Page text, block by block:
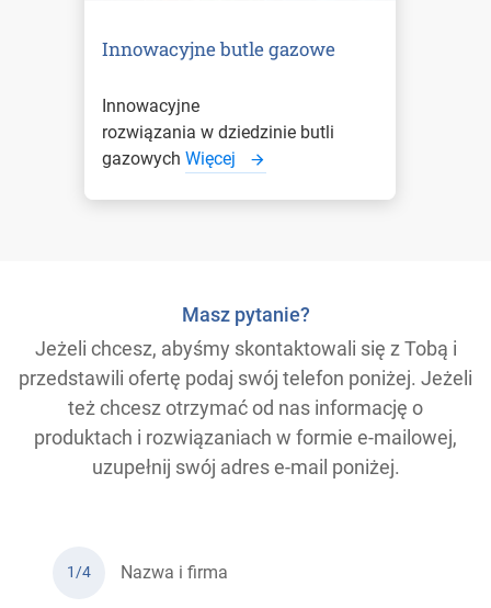
Innowacyjne butle gazowe
Innowacyjne
rozwiązania w dziedzinie butli
gazowych Więcej
Masz pytanie?
Jeżeli chcesz, abyśmy skontaktowali się z Tobą i
przedstawili ofertę podaj swój telefon poniżej. Jeżeli
też chcesz otrzymać od nas informację o
produktach i rozwiązaniach w formie e-mailowej,
uzupełnij swój adres e-mail poniżej.
1/4 Nazwa i firma